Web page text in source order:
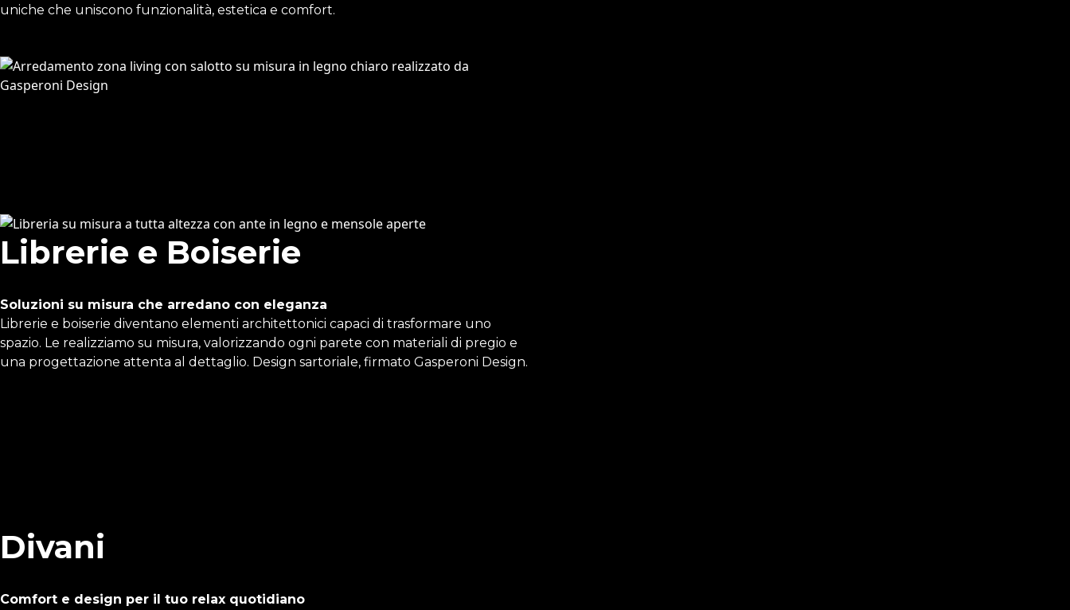
uniche che uniscono funzionalità, estetica e comfort.
Librerie e Boiserie
Soluzioni su misura che arredano con eleganza
Librerie e boiserie diventano elementi architettonici capaci di trasformare uno
spazio. Le realizziamo su misura, valorizzando ogni parete con materiali di pregio e
una progettazione attenta al dettaglio. Design sartoriale, firmato Gasperoni Design.
Divani
Comfort e design per il tuo relax quotidiano